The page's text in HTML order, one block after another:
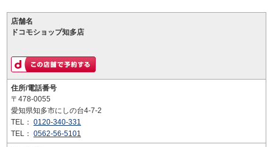
店舗名
ドコモショップ知多店
住所/電話番号
〒478-0055
愛知県知多市にしの台4-7-2
TEL： 0120-340-331
TEL： 0562-56-5101